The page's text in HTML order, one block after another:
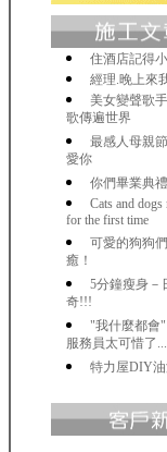
住酒店記得
經理.晚上來
美女變聲歌
歌傳遍世界
最感人母親
愛你
你們畢業典
Cats and dogs
for the first time
可愛的狗狗
癒！
5分鐘瘦身－
奇!!!
"我什麼都會
服務員太可惜了
特力屋DIY